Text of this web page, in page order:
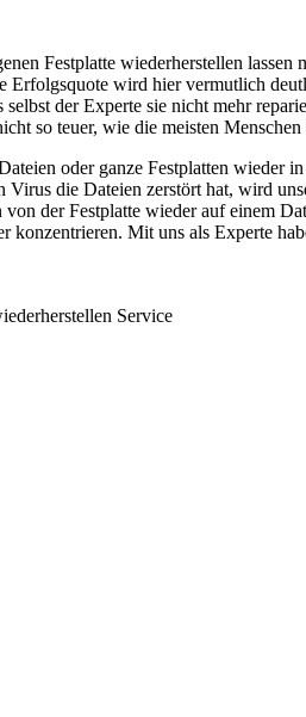
Festplatte wiederherstellen
wird hier vermutlich
der Experte sie nicht mehr
so teuer, wie die meisten
oder ganze Festplatten
die Dateien zerstört hat, wird
der Festplatte wieder auf einem
Mit uns als Experte